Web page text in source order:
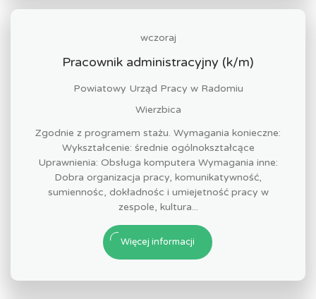
wczoraj
Pracownik administracyjny (k/m)
Powiatowy Urząd Pracy w Radomiu
Wierzbica
Zgodnie z programem stażu. Wymagania konieczne:
Wykształcenie: średnie ogólnokształcące
Uprawnienia: Obsługa komputera Wymagania inne:
Dobra organizacja pracy, komunikatywność,
sumiennośc, dokładnośc i umiejetność pracy w
zespole, kultura...
Więcej informacji